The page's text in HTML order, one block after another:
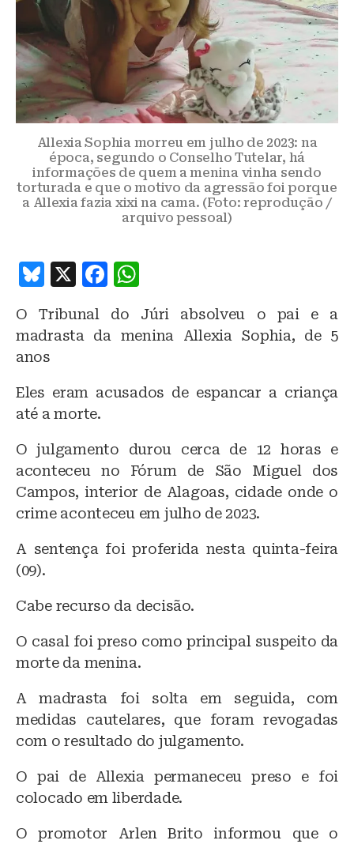
Allexia Sophia morreu em julho de 2023: na
época, segundo o Conselho Tutelar, há
informações de quem a menina vinha sendo
torturada e que o motivo da agressão foi porque
a Allexia fazia xixi na cama. (Foto: reprodução /
arquivo pessoal)
B
e
s
y
X
F
c
e
o
k
h
at
s
p
O Tribunal do Júri absolveu o pai e a
madrasta da menina Allexia Sophia, de 5
anos
Eles eram acusados de espancar a criança
até a morte.
O julgamento durou cerca de 12 horas e
aconteceu no Fórum de São Miguel dos
Campos, interior de Alagoas, cidade onde o
crime aconteceu em julho de 2023.
A sentença foi proferida nesta quinta-feira
(09).
Cabe recurso da decisão.
O casal foi preso como principal suspeito da
morte da menina.
A madrasta foi solta em seguida, com
medidas cautelares, que foram revogadas
com o resultado do julgamento.
O pai de Allexia permaneceu preso e foi
colocado em liberdade.
O promotor Arlen Brito informou que o